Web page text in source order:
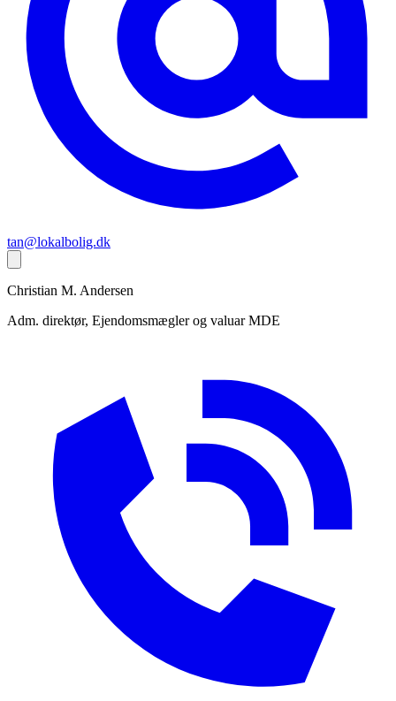
tan@lokalbolig.dk
Christian M. Andersen
Adm. direktør, Ejendomsmægler og valuar MDE